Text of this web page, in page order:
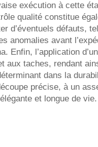
exécution à cette
qualité constitue
d’éventuels défauts,
anomalies avant
Enfin, l’application
aux taches, rendant
dans la
précise, à un
et longue de vie.